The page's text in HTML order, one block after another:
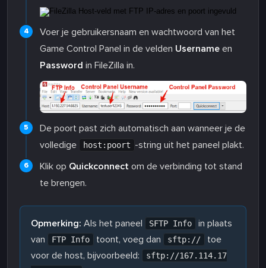
Voer je gebruikersnaam en wachtwoord van het
Game Control Panel in de velden Username en
Password in FileZilla in.
De poort past zich automatisch aan wanneer je de
volledige
host:poort -string uit het paneel plakt.
Klik op Quickconnect om de verbinding tot stand
te brengen.
Opmerking: Als het paneel SFTP Info
in plaats
van
FTP Info toont, voeg dan sftp://
toe
voor de host, bijvoorbeeld:
sftp://167.114.17